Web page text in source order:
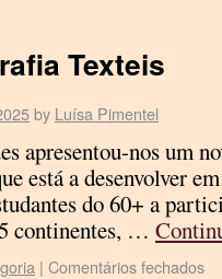
Texteis
by Luísa Pimentel
apresentou-nos um
está a desenvolver
do 60+ a
continentes, …
| Comentários fechados